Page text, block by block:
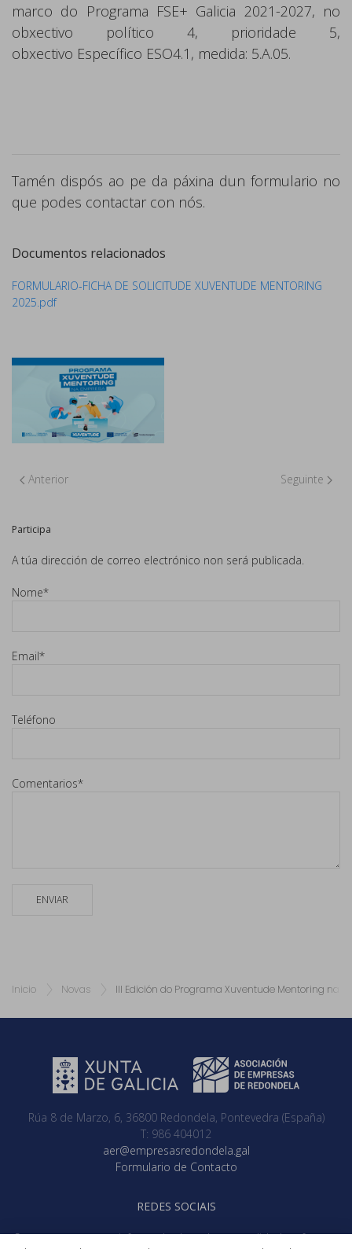
marco do Programa FSE+ Galicia 2021-2027, no
obxectivo político 4, prioridade 5,
obxectivo Específico ESO4.1, medida: 5.A.05.
Tamén dispós ao pe da páxina dun formulario no
que podes contactar con nós.
Documentos relacionados
FORMULARIO-FICHA DE SOLICITUDE XUVENTUDE MENTORING
2025.pdf
Anterior Seguinte
Participa
A túa dirección de correo electrónico non será publicada.
Nome*
Email*
Teléfono
Comentarios*
ENVIAR
Inicio Novas III Edición do Programa Xuventude Mentoring na
Rúa 8 de Marzo, 6, 36800 Redondela, Pontevedra (España)
T: 986 404012
aer@empresasredondela.gal
Formulario de Contacto
REDES SOCIAIS
Se queres manterte informado de toda a actualidade referente